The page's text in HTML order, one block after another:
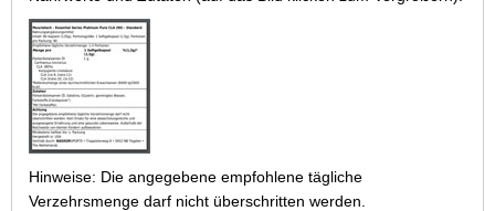
Hinweise: Die angegebene empfohlene tägliche
Verzehrsmenge darf nicht überschritten werden.